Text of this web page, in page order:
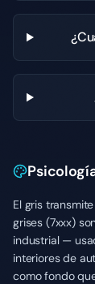
El gris
grises (7xxx)
industrial —
interiores de
como fondo